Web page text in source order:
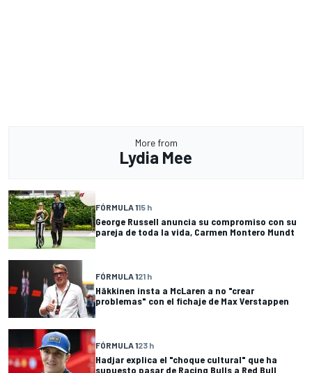
More from
Lydia Mee
FÓRMULA 115 h
George Russell anuncia su compromiso con su
pareja de toda la vida, Carmen Montero Mundt
FÓRMULA 121 h
Häkkinen insta a McLaren a no "crear
problemas" con el fichaje de Max Verstappen
FÓRMULA 123 h
Hadjar explica el "choque cultural" que ha
supuesto pasar de Racing Bulls a Red Bull